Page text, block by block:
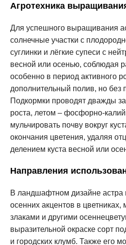
Агротехника
Для успешного выращивания
солнечные участки с
суглинки и лёгкие супеси с
весной или осенью, соблюдая
особенно в период активного
дополнительный полив, но без
Подкормки проводят дважды
роста, летом – фосфорно-
мульчировать почву вокруг
окончания цветения, удаляя
делением куста весной или
Направления
В ландшафтном дизайне астра
осенних акцентов в
злаками и другими
выразительной окраске сорт
и городских клумб. Также его